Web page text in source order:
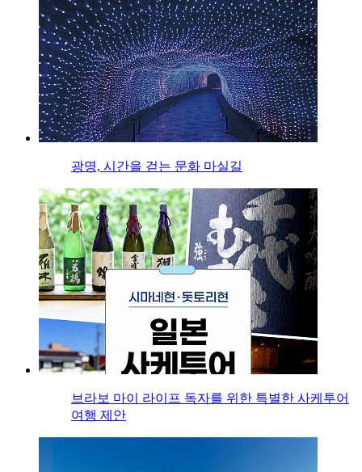
광명, 시간을 걷는 문화 마실길
브라보 마이 라이프 독자를 위한 특별한 사케투어
여행 제안